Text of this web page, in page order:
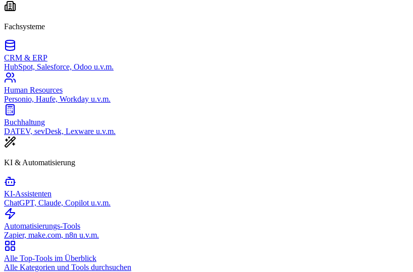
Fachsysteme
CRM & ERP
HubSpot, Salesforce, Odoo u.v.m.
Human Resources
Personio, Haufe, Workday u.v.m.
Buchhaltung
DATEV, sevDesk, Lexware u.v.m.
KI & Automatisierung
KI-Assistenten
ChatGPT, Claude, Copilot u.v.m.
Automatisierungs-Tools
Zapier, make.com, n8n u.v.m.
Alle Top-Tools im Überblick
Alle Kategorien und Tools durchsuchen